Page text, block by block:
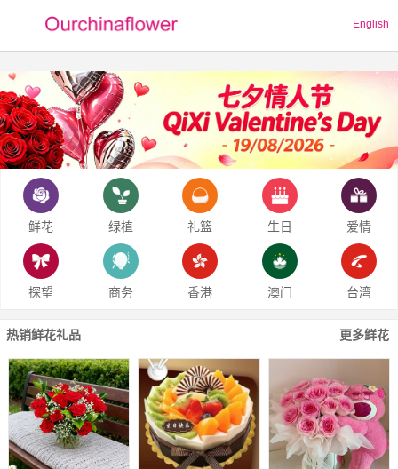
English
鲜花 绿植 礼篮 生日 爱情
探望 商务 香港 澳门 台湾
热销鲜花礼品 更多鲜花